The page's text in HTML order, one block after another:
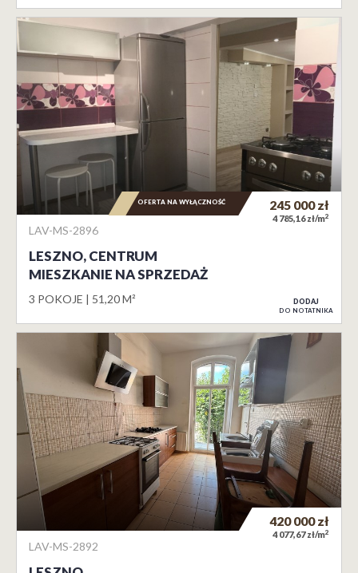
LAV-MS-2896
LESZNO, CENTRUM
MIESZKANIE NA SPRZEDAŻ
3 POKOJE 51,20 M²
245 000zł
4 785,16 zł/m2
OFERTA NA WYŁĄCZNOŚĆ
DODAJ
DO NOTATNIKA
LAV-MS-2892
420 000zł
4 077,67 zł/m2